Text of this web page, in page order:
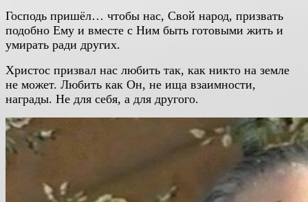
Господь пришёл… чтобы нас, Свой народ, призвать
подобно Ему и вместе с Ним быть готовыми жить и
умирать ради других.
Христос призвал нас любить так, как никто на земле
не может. Любить как Он, не ища взаимности,
награды. Не для себя, а для другого.